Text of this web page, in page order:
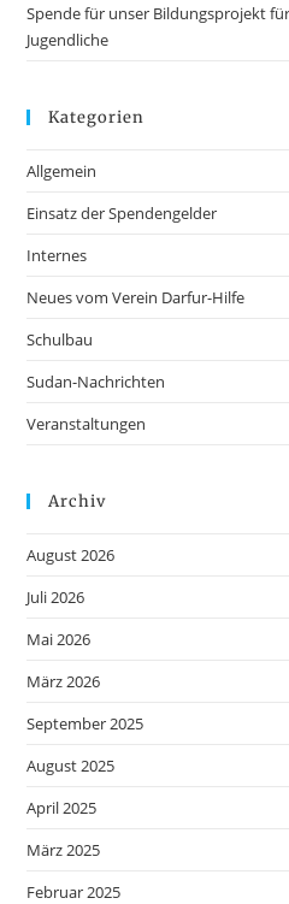
Spende für unser Bildungsprojekt
Jugendliche
Kategorien
Allgemein
Einsatz der Spendengelder
Internes
Neues vom Verein Darfur-Hilfe
Schulbau
Sudan-Nachrichten
Veranstaltungen
Archiv
August 2026
Juli 2026
Mai 2026
März 2026
September 2025
August 2025
April 2025
März 2025
Februar 2025